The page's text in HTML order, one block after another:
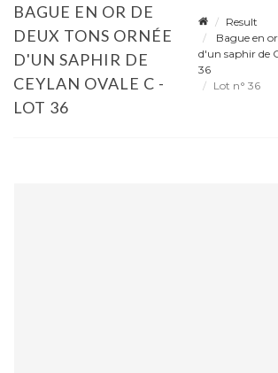
BAGUE EN OR DE
DEUX TONS ORNÉE
D'UN SAPHIR DE
CEYLAN OVALE C -
LOT 36
Result
Bague en
d'un saphir de
36
Lot n° 36